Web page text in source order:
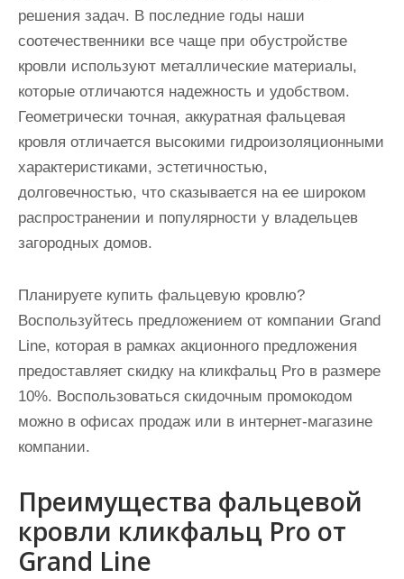
решения задач. В последние годы наши
соотечественники все чаще при обустройстве
кровли используют металлические материалы,
которые отличаются надежность и удобством.
Геометрически точная, аккуратная фальцевая
кровля отличается высокими гидроизоляционными
характеристиками, эстетичностью,
долговечностью, что сказывается на ее широком
распространении и популярности у владельцев
загородных домов.
Планируете купить фальцевую кровлю?
Воспользуйтесь предложением от компании Grand
Line, которая в рамках акционного предложения
предоставляет скидку на кликфальц Pro в размере
10%. Воспользоваться скидочным промокодом
можно в офисах продаж или в интернет-магазине
компании.
Преимущества фальцевой
кровли кликфальц Pro от
Grand Line